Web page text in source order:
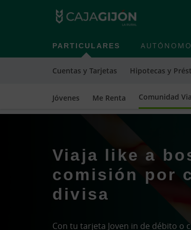
PARTICULARES
Cuentas y Tarjetas Hipotecas y
Jóvenes Me Renta Comunidad
Viaja like a
comisión por
divisa
Con tu tarjeta Joven in de débito o